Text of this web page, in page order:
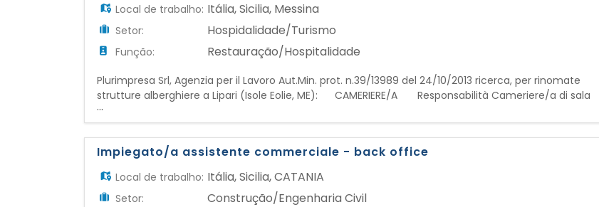
Local de trabalho: Itália,Sicilia, Messina
Setor: Hospidalidade/Turismo
Função: Restauração/Hospitalidade
Plurimpresa Srl, Agenzia per il Lavoro Aut.Min. prot. n.39/13989 del 24/10/2013 ricerca, per rinomate
strutture alberghiere a Lipari (Isole Eolie, ME): CAMERIERE/A Responsabilità Cameriere/a di sala
- Servizio ai tavoli - Presa comande - Preparazione e riordino della sala - Accoglienza clienti
Requisiti: - Esp
...
Impiegato/a assistente commerciale - back office
Local de trabalho: Itália,Sicilia,CATANIA
Setor: Construção/Engenharia Civil